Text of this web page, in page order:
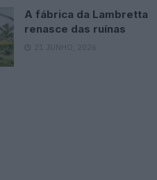
A fábrica da Lambretta
renasce das ruínas
21 JUNHO, 2026